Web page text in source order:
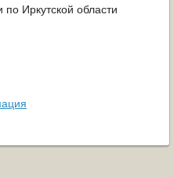
Иркутской области